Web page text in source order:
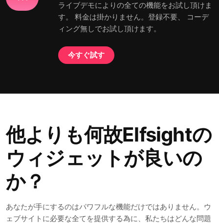
ライブデモによりの全ての機能をお試し頂けま
す。 料金は掛かりません。登録不要、 コーデ
ィング無しでお試し頂けます。
今すぐ試す
他よりも何故Elfsightの
ウィジェットが良いの
か？
あなたが手にするのはパワフルな機能だけではありません。ウ
ェブサイトに必要な全てを提供する為に、私たちはどんな問題